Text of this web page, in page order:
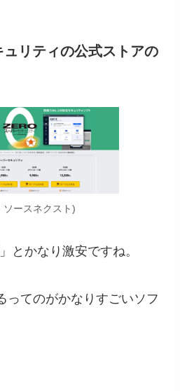
リティの公式ストアの
ソースネクスト)
」とかなり激安ですね。
ってのがかなりすごいソフ